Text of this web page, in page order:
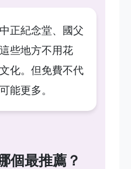
正紀念堂、國父
些地方不用花
化。但免費不代
能更多。
個最推薦？